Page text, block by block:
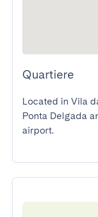
Quartiere
Located in Vila
Ponta Delgada
airport.